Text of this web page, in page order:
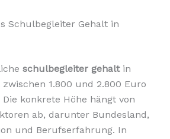
Schulbegleiter Gehalt in
schulbegleiter gehaltin
1.800 und 2.800 Euro
konkrete Höhe hängt von
ab, darunter Bundesland,
und Berufserfahrung. In